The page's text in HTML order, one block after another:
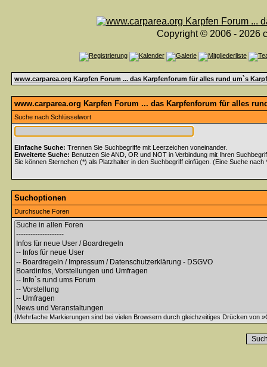
Copyright © 2006 - 2026
www.carparea.org Karpfen Forum ... das Karpfenforum für alles rund um`s
www.carparea.org Karpfen Forum ... das Karpfenforum für alles
Suche nach Schlüsselwort
Einfache Suche: Trennen Sie Suchbegriffe mit Leerzeichen voneinander.
Erweiterte Suche: Benutzen Sie AND, OR und NOT in Verbindung mit Ihren
Sie können Sternchen (*) als Platzhalter in den Suchbegriff einfügen. (Eine Suche
Suchoptionen
Durchsuche Foren
(Mehrfache Markierungen sind bei vielen Browsern durch gleichzeitiges Drücken von